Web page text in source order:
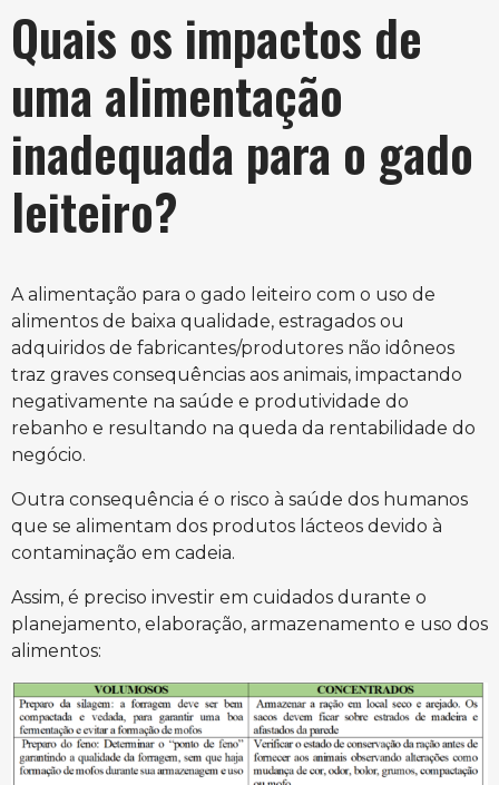
Quais os impactos de
uma alimentação
inadequada para o gado
leiteiro?
A alimentação para o gado leiteiro com o uso de
alimentos de baixa qualidade, estragados ou
adquiridos de fabricantes/produtores não idôneos
traz graves consequências aos animais, impactando
negativamente na saúde e produtividade do
rebanho e resultando na queda da rentabilidade do
negócio.
Outra consequência é o risco à saúde dos humanos
que se alimentam dos produtos lácteos devido à
contaminação em cadeia.
Assim, é preciso investir em cuidados durante o
planejamento, elaboração, armazenamento e uso dos
alimentos: